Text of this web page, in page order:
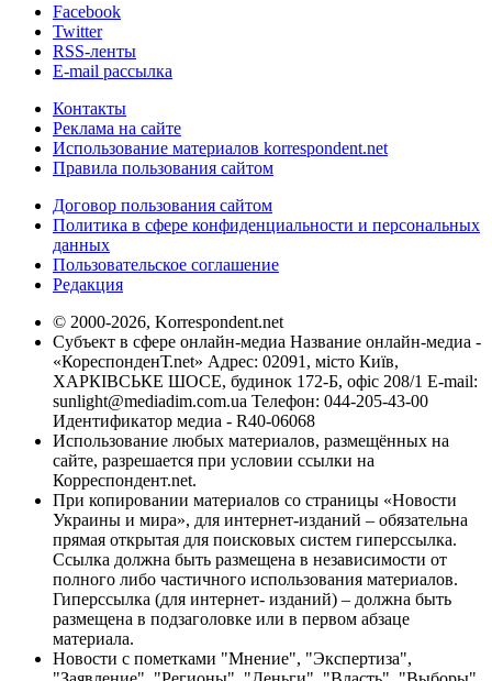
Facebook
Twitter
RSS-ленты
E-mail рассылка
Контакты
Реклама на сайте
Использование материалов korrespondent.net
Правила пользования сайтом
Договор пользования сайтом
Политика в сфере конфиденциальности и персональных
данных
Пользовательское соглашение
Редакция
© 2000-2026, Korrespondent.net
Субъект в сфере онлайн-медиа Название онлайн-медиа -
«КореспонденТ.net» Адрес: 02091, місто Київ,
ХАРКІВСЬКЕ ШОСЕ, будинок 172-Б, офіс 208/1 E-mail:
sunlight@mediadim.com.ua Телефон: 044-205-43-00
Идентификатор медиа - R40-06068
Использование любых материалов, размещённых на
сайте, разрешается при условии ссылки на
Корреспондент.net.
При копировании материалов со страницы «Новости
Украины и мира», для интернет-изданий – обязательна
прямая открытая для поисковых систем гиперссылка.
Ссылка должна быть размещена в независимости от
полного либо частичного использования материалов.
Гиперссылка (для интернет- изданий) – должна быть
размещена в подзаголовке или в первом абзаце
материала.
Новости с пометками "Мнение", "Экспертиза",